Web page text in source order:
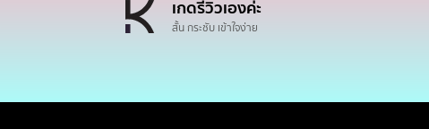
เกดรีวิวเองค่ะ
สั้น กระชับ เข้าใจง่าย